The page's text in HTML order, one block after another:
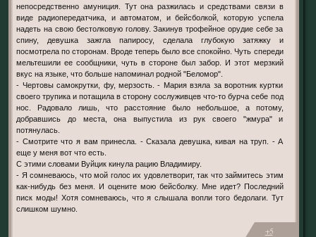
непосредственно амуниция. Тут она разжилась и средствами связи в
виде радиопередатчика, и автоматом, и бейсболкой, которую успела
надеть на свою бестолковую голову. Закинув трофейное орудие себе за
спину, девушка зажгла папиросу, сделала глубокую затяжку и
посмотрела по сторонам. Вроде теперь было все спокойно. Чуть спереди
мельтешили ее сообщники, чуть в стороне был забор. И этот мерзкий
вкус на языке, что больше напоминал родной "Беломор".
- Чертовы самокрутки, фу, мерзость. - Мария взяла за воротник куртки
своего трупика и потащила в сторону сослуживцев что-то бурча себе под
нос. Радовало лишь, что расстояние было небольшое, а потому,
добравшись до места, она выпустила из рук своего "жмура" и
потянулась.
- Смотрите что я вам принесла. - Сказала девушка, кивая на труп. - А
еще у меня вот что есть.
С этими словами Вуйцик кинула рацию Владимиру.
- Я сомневаюсь, что мой голос их удовлетворит, так что займитесь этим
как-нибудь без меня. И оцените мою бейсболку. Мне идет? Последний
писк моды! Хотя сомневаюсь, что я слышала вопли того бедолаги. Тут
слишком шумно.
+5